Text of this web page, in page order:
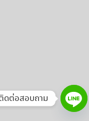
ดต่อสอบถาม